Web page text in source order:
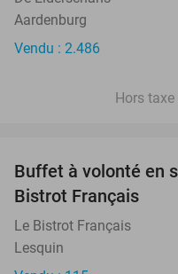
Aardenburg
Vendu : 2.486
Hors
Buffet à volonté en
Bistrot Français
Le Bistrot Français
Lesquin